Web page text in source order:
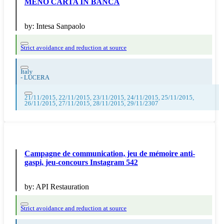
MENO CARTA IN BANCA
by: Intesa Sanpaolo
Strict avoidance and reduction at source
Italy
- LUCERA
21/11/2015, 22/11/2015, 23/11/2015, 24/11/2015, 25/11/2015,
26/11/2015, 27/11/2015, 28/11/2015, 29/11/2307
Campagne de communication, jeu de mémoire anti-
gaspi, jeu-concours Instagram 542
by: API Restauration
Strict avoidance and reduction at source